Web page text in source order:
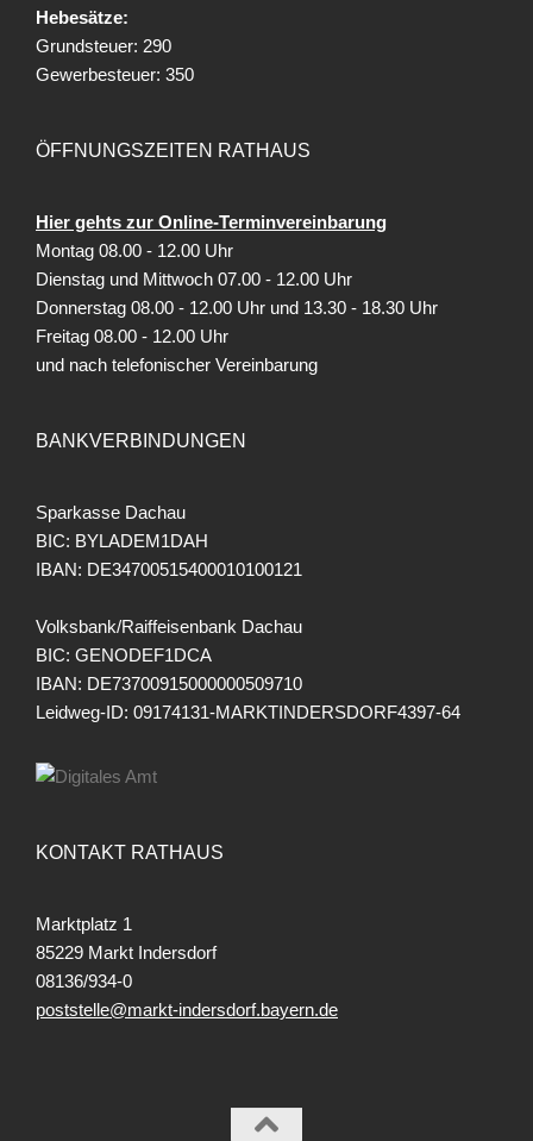
Hebesätze:
Grundsteuer: 290
Gewerbesteuer: 350
ÖFFNUNGSZEITEN RATHAUS
Hier gehts zur Online-Terminvereinbarung
Montag 08.00 - 12.00 Uhr
Dienstag und Mittwoch 07.00 - 12.00 Uhr
Donnerstag 08.00 - 12.00 Uhr und 13.30 - 18.30 Uhr
Freitag 08.00 - 12.00 Uhr
und nach telefonischer Vereinbarung
BANKVERBINDUNGEN
Sparkasse Dachau
BIC: BYLADEM1DAH
IBAN: DE34700515400010100121
Volksbank/Raiffeisenbank Dachau
BIC: GENODEF1DCA
IBAN: DE73700915000000509710
Leidweg-ID: 09174131-MARKTINDERSDORF4397-64
KONTAKT RATHAUS
Marktplatz 1
85229 Markt Indersdorf
08136/934-0
poststelle@markt-indersdorf.bayern.de